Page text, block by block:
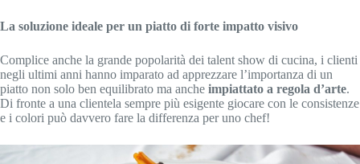
La soluzione ideale per un piatto di forte impatto visivo
Complice anche la grande popolarità dei talent show di cucina, i clienti
negli ultimi anni hanno imparato ad apprezzare l’importanza di un
piatto non solo ben equilibrato ma anche impiattato a regola d’arte.
Di fronte a una clientela sempre più esigente giocare con le consistenze
e i colori può davvero fare la differenza per uno chef!